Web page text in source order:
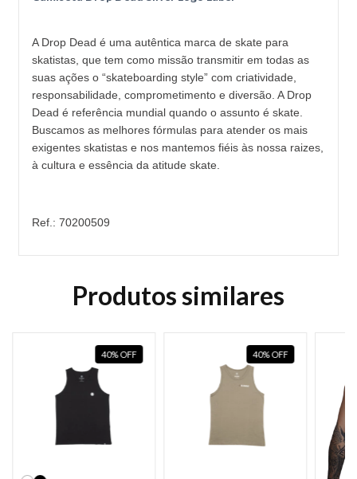
A Drop Dead é uma autêntica marca de skate para
skatistas, que tem como missão transmitir em todas as
suas ações o “skateboarding style” com criatividade,
responsabilidade, comprometimento e diversão. A Drop
Dead é referência mundial quando o assunto é skate.
Buscamos as melhores fórmulas para atender os mais
exigentes skatistas e nos mantemos fiéis às nossa raizes,
à cultura e essência da atitude skate.
Ref.: 70200509
Produtos similares
40%OFF 40%OFF